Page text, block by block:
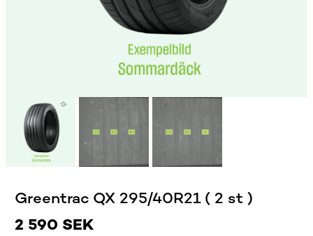
Greentrac QX 295/40R21 ( 2 st )
2 590 SEK